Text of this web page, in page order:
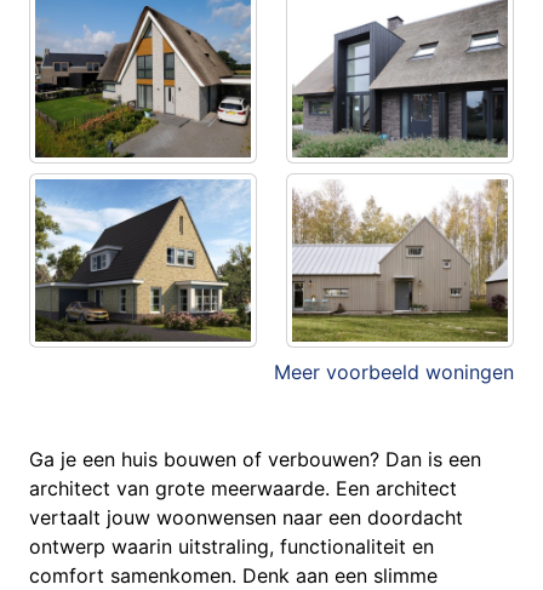
Meer voorbeeld woningen
Ga je een huis bouwen of verbouwen? Dan is een
architect van grote meerwaarde. Een architect
vertaalt jouw woonwensen naar een doordacht
ontwerp waarin uitstraling, functionaliteit en
comfort samenkomen. Denk aan een slimme